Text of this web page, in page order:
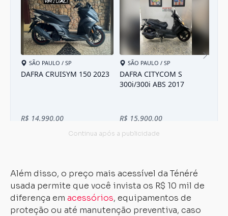
Além disso, o preço mais acessível da Ténéré
usada permite que você invista os R$ 10 mil de
diferença em acessórios, equipamentos de
proteção ou até manutenção preventiva, caso